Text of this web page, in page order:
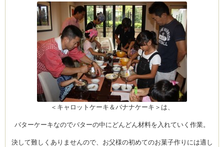
ム
＜キャロットケーキ＆バナナケーキ＞は、
バターケーキなのでバターの中にどんどん材料を入れていく作業。
決して難しくありませんので、お父様の初めてのお菓子作りには適し